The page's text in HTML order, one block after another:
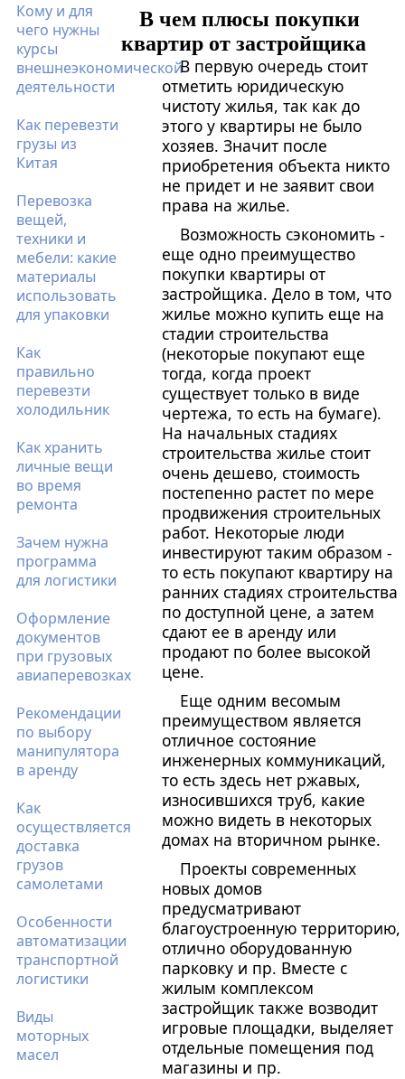
Кому и для
чего нужны
курсы
внешнеэкономической
деятельности
Как перевезти
грузы из
Китая
Перевозка
вещей,
техники и
мебели: какие
материалы
использовать
для упаковки
Как
правильно
перевезти
холодильник
Как хранить
личные вещи
во время
ремонта
Зачем нужна
программа
для логистики
Оформление
документов
при грузовых
авиаперевозках
Рекомендации
по выбору
манипулятора
в аренду
Как
осуществляется
доставка
грузов
самолетами
Особенности
автоматизации
транспортной
логистики
Виды
моторных
масел
В чем плюсы покупки
квартир от застройщика
В первую очередь стоит
отметить юридическую
чистоту жилья, так как до
этого у квартиры не было
хозяев. Значит после
приобретения объекта никто
не придет и не заявит свои
права на жилье.
Возможность сэкономить -
еще одно преимущество
покупки квартиры от
застройщика. Дело в том, что
жилье можно купить еще на
стадии строительства
(некоторые покупают еще
тогда, когда проект
существует только в виде
чертежа, то есть на бумаге).
На начальных стадиях
строительства жилье стоит
очень дешево, стоимость
постепенно растет по мере
продвижения строительных
работ. Некоторые люди
инвестируют таким образом -
то есть покупают квартиру на
ранних стадиях строительства
по доступной цене, а затем
сдают ее в аренду или
продают по более высокой
цене.
Еще одним весомым
преимуществом является
отличное состояние
инженерных коммуникаций,
то есть здесь нет ржавых,
износившихся труб, какие
можно видеть в некоторых
домах на вторичном рынке.
Проекты современных
новых домов
предусматривают
благоустроенную территорию,
отлично оборудованную
парковку и пр. Вместе с
жилым комплексом
застройщик также возводит
игровые площадки, выделяет
отдельные помещения под
магазины и пр.